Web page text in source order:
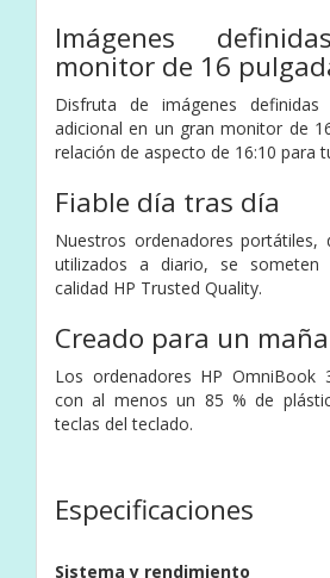
Imágenes
monitor de 16
Disfruta de imágenes
adicional en un gran monitor de
relación de aspecto de 16:10 para
Fiable día tras día
Nuestros ordenadores portátiles,
utilizados a diario, se
calidad HP Trusted Quality.
Creado para un
Los ordenadores HP OmniBook
con al menos un 85 % de
teclas del teclado.
Especificaciones
Sistema y rendimiento